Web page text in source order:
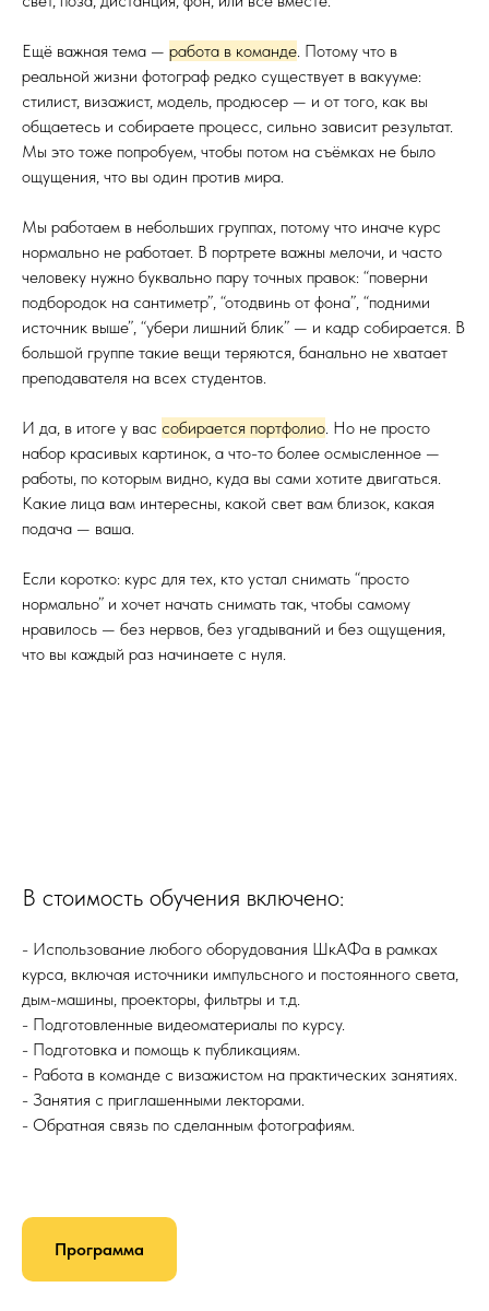
Ещё важная тема — работа в команде . Потому что в
реальной жизни фотограф редко существует в вакууме:
стилист, визажист, модель, продюсер — и от того, как вы
общаетесь и собираете процесс, сильно зависит результат.
Мы это тоже попробуем, чтобы потом на съёмках не было
ощущения, что вы один против мира.
Мы работаем в небольших группах, потому что иначе курс
нормально не работает. В портрете важны мелочи, и часто
человеку нужно буквально пару точных правок: “поверни
подбородок на сантиметр”, “отодвинь от фона”, “подними
источник выше”, “убери лишний блик” — и кадр собирается. В
большой группе такие вещи теряются, банально не хватает
преподавателя на всех студентов.
И да, в итоге у вас собирается портфолио . Но не просто
набор красивых картинок, а что-то более осмысленное —
работы, по которым видно, куда вы сами хотите двигаться.
Какие лица вам интересны, какой свет вам близок, какая
подача — ваша.
Если коротко: курс для тех, кто устал снимать “просто
нормально” и хочет начать снимать так, чтобы самому
нравилось — без нервов, без угадываний и без ощущения,
что вы каждый раз начинаете с нуля.
В стоимость обучения включено:
- Использование любого оборудования ШкАФа в рамках
курса, включая источники импульсного и постоянного света,
дым-машины, проекторы, фильтры и т.д.
- Подготовленные видеоматериалы по курсу.
- Подготовка и помощь к публикациям.
- Работа в команде с визажистом на практических занятиях.
- Занятия с приглашенными лекторами.
- Обратная связь по сделанным фотографиям.
Программа